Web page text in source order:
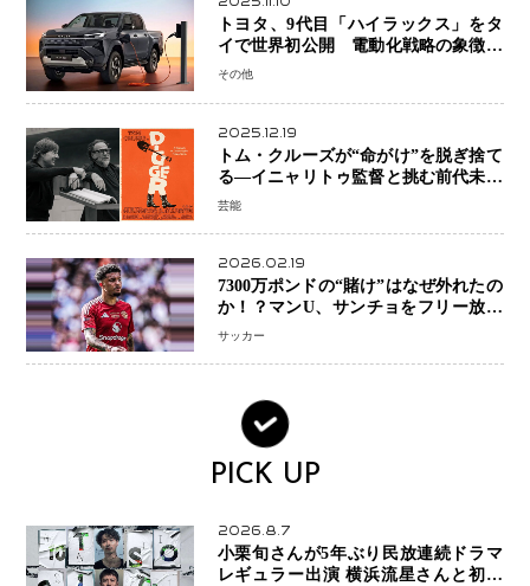
トヨタ、9代目「ハイラックス」をタ
イで世界初公開 電動化戦略の象徴と
なるBEVモデルを初設定
その他
2025.12.19
トム・クルーズが“命がけ”を脱ぎ捨て
る―イニャリトゥ監督と挑む前代未聞
の大惨事コメディ「DIGGER ディガ
芸能
2026.02.19
7300万ポンドの“賭け”はなぜ外れたの
か！？マンU、サンチョをフリー放出
へ・・・補強戦略の転換点に
サッカー
PICK UP
2026.8.7
小栗旬さんが5年ぶり民放連続ドラマ
レギュラー出演 横浜流星さんと初共